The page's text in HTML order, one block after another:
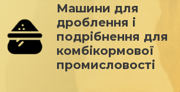
Машини для
дроблення і
подрібнення для
комбікормової
промисловості